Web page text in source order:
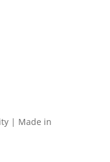
| Made in